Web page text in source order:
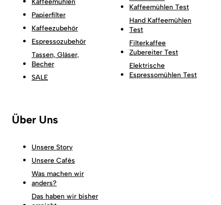
Kaffeemühlen
Papierfilter
Kaffeezubehör
Espressozubehör
Tassen, Gläser,
Becher
SALE
Kaffeemühlen Test
Hand Kaffeemühlen
Test
Filterkaffee
Zubereiter Test
Elektrische
Espressomühlen Test
Über Uns
Unsere Story
Unsere Cafés
Was machen wir
anders?
Das haben wir bisher